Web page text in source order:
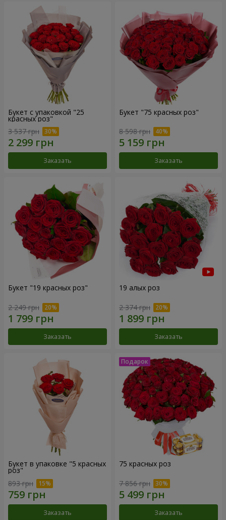
Букет с упаковкой "25
красных роз"
3 537 грн
Заказать
Букет "75 красных роз"
8 598 грн
Заказать
Букет "19 красных роз"
2 249 грн
Заказать
19 алых роз
2 374 грн
Заказать
Букет в упаковке "5 красных
роз"
893 грн
Заказать
75 красных роз
7 856 грн
Заказать